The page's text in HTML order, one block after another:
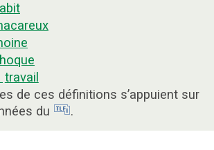
travail
de ces définitions s’appuient sur
du
.